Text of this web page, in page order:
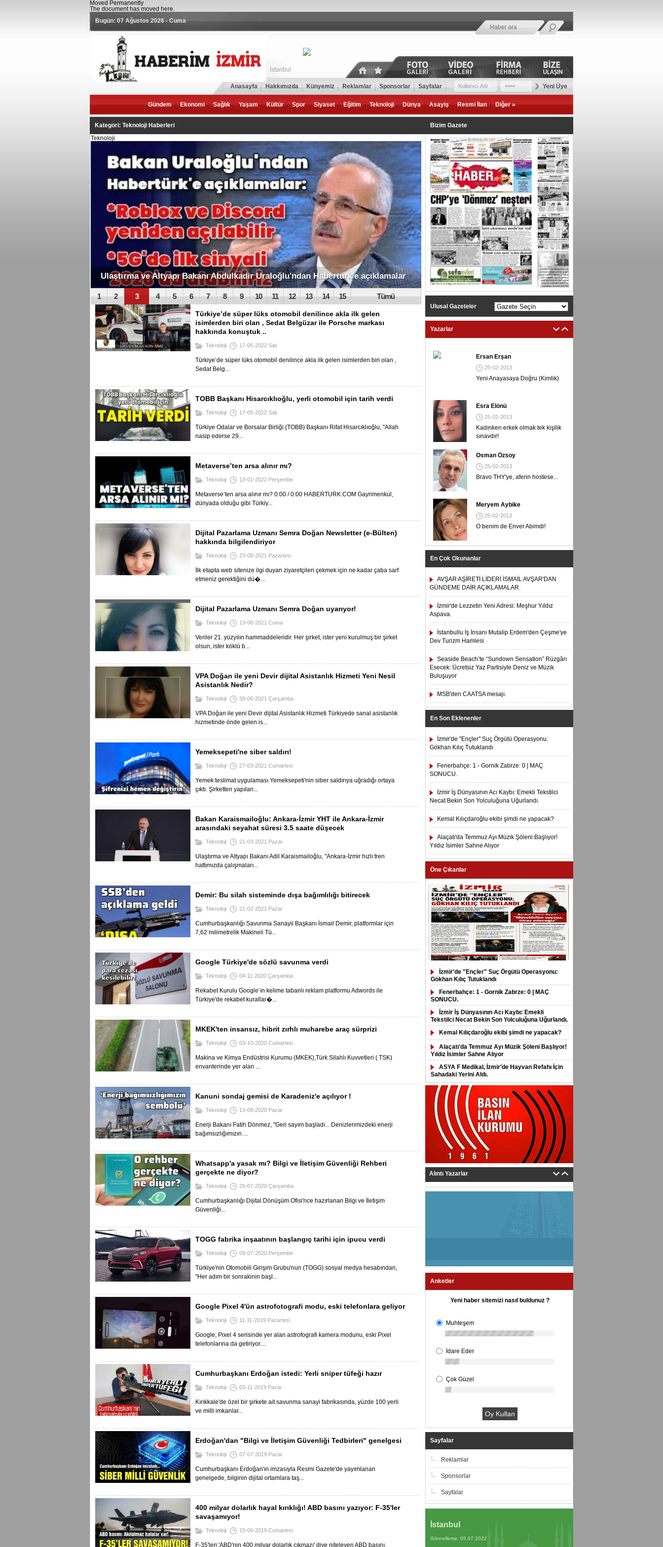
Moved Permanently
The document has moved here.
Bugün: 07 Ağustos 2026 - Cuma
İstanbul
Anasayfa Hakkımızda Künyemiz Reklamlar Sponsorlar Sayfalar Yeni Üye
Gündem Ekonomi Sağlık Yaşam Kültür Spor Siyaset Eğitim Teknoloji Dünya Asayiş Resmi İlan Diğer »
Kategori: Teknoloji Haberleri
Teknoloji
DEMİR MEDYA ORGANİZASYON VE SAHNE SANATLARI BİZİM İŞİMİZ!
Teknoloji
DEMİR MEDYA GETİRDİĞİ TEKNOLOJİ
SANATLARIYLA GÜNDEME DAMGA VURUYOR..
1 2 4 5 6 7 8 9 10 11 12 13 14 15 Tümü
Türkiye’de süper lüks otomobil denilince akla ilk gelen
isimlerden biri olan , Sedat Belgüzar ile Porsche markası
hakkında konuştuk ..
Teknoloji 17-05-2022 Salı
Türkiye’de süper lüks otomobil denilince akla ilk gelen isimlerden biri olan ,
Sedat Belg...
TOBB Başkanı Hisarcıklıoğlu, yerli otomobil için tarih verdi
Teknoloji 17-05-2022 Salı
Türkiye Odalar ve Borsalar Birliği (TOBB) Başkanı Rifat Hisarcıklıoğlu, "Allah
nasip ederse 29...
Metaverse’ten arsa alınır mı?
Teknoloji 13-01-2022 Perşembe
Metaverse’ten arsa alınır mı? 0:00 / 0:00 HABERTURK.COM Gayrimenkul,
dünyada olduğu gibi Türkiy...
Dijital Pazarlama Uzmanı Semra Doğan Newsletter (e-Bülten)
hakkında bilgilendiriyor
Teknoloji 23-08-2021 Pazartesi
İlk etapta web sitenize ilgi duyan ziyaretçileri çekmek için ne kadar çaba sarf
etmeniz gerektiğini dü�...
Dijital Pazarlama Uzmanı Semra Doğan uyarıyor!
Teknoloji 13-08-2021 Cuma
Veriler 21. yüzyılın hammaddeleridir. Her şirket, ister yeni kurulmuş bir şirket
olsun, ister köklü b...
VPA Doğan ile yeni Devir dijital Asistanlık Hizmeti Yeni Nesil
Asistanlık Nedir?
Teknoloji 30-06-2021 Çarşamba
VPA Doğan ile yeni Devir dijital Asistanlık Hizmeti Türkiyede sanal asistanlık
hizmetinde önde gelen is...
Yemeksepeti'ne siber saldırı!
Teknoloji 27-03-2021 Cumartesi
Yemek teslimat uygulaması Yemeksepeti'nin siber saldırıya uğradığı ortaya
çıktı. Şirketten yapılan...
Bakan Karaismailoğlu: Ankara-İzmir YHT ile Ankara-İzmir
arasındaki seyahat süresi 3.5 saate düşecek
Teknoloji 21-03-2021 Pazar
Ulaştırma ve Altyapı Bakanı Adil Karaismailoğlu, "Ankara-İzmir hızlı tren
hattımızda çalışmaları...
Demir: Bu silah sisteminde dışa bağımlılığı bitirecek
Teknoloji 21-02-2021 Pazar
Cumhurbaşkanlığı Savunma Sanayii Başkanı İsmail Demir, platformlar için
7,62 milimetrelik Makineli Tü...
Google Türkiye'de sözlü savunma verdi
Teknoloji 04-11-2020 Çarşamba
Rekabet Kurulu Google’ın kelime tabanlı reklam platformu Adwords ile
Türkiye'de rekabet kurallar�...
MKEK'ten insansız, hibrit zırhlı muharebe araç sürprizi
Teknoloji 03-10-2020 Cumartesi
Makina ve Kimya Endüstrisi Kurumu (MKEK),Türk Silahlı Kuvvetleri ( TSK)
envanterinde yer alan ...
Kanuni sondaj gemisi de Karadeniz'e açılıyor !
Teknoloji 13-09-2020 Pazar
Enerji Bakanı Fatih Dönmez, "Geri sayım başladı... Denizlerimizdeki enerji
bağımsızlığımızın ...
Whatsapp'a yasak mı? Bilgi ve İletişim Güvenliği Rehberi
gerçekte ne diyor?
Teknoloji 29-07-2020 Çarşamba
Cumhurbaşkanlığı Dijital Dönüşüm Ofisi'nce hazırlanan Bilgi ve İletişim
Güvenliği...
TOGG fabrika inşaatının başlangıç tarihi için ipucu verdi
Teknoloji 09-07-2020 Perşembe
Türkiye'nin Otomobili Girişim Grubu'nun (TOGG) sosyal medya hesabından,
"Her adım bir sonrakinin başl...
Google Pixel 4'ün astrofotografi modu, eski telefonlara geliyor
Teknoloji 11-11-2019 Pazartesi
Google, Pixel 4 serisinde yer alan astrofografi kamera modunu, eski Pixel
telefonlarına da getiriyor....
Cumhurbaşkanı Erdoğan istedi: Yerli sniper tüfeği hazır
Teknoloji 03-11-2019 Pazar
Kırıkkale'de özel bir şirkete ait savunma sanayi fabrikasında, yüzde 100 yerli
ve milli imkanlar...
Erdoğan'dan "Bilgi ve İletişim Güvenliği Tedbirleri" genelgesi
Teknoloji 07-07-2019 Pazar
Cumhurbaşkanı Erdoğan'ın imzasıyla Resmi Gazete'de yayımlanan
genelgede, bilginin dijital ortamlara taş...
400 milyar dolarlık hayal kırıklığı! ABD basını yazıyor: F-35'ler
savaşamıyor!
Teknoloji 15-06-2019 Cumartesi
F-35'leri 'ABD'nin 400 milyar dolarlık çıkmazı' diye niteleyen ABD basını,
Bizim Gazete
Ulusal Gazeteler
Yazarlar
Ersan Erşan
25-02-2013
Yeni Anayasaya Doğru (Kimlik)
Esra Elönü
25-02-2013
Kadınken erkek olmak tek kişilik
sınavdır!
Osman Özsoy
25-02-2013
Bravo THY'ye, aferin hostese...
Meryem Aybike
25-02-2013
O benim de Enver Abimdi!
En Çok Okunanlar
AVŞAR AŞİRETİ LİDERİ İSMAİL AVŞAR'DAN
GÜNDEME DAİR AÇIKLAMALAR.
İzmir'de Lezzetin Yeni Adresi: Meşhur Yıldız
Aspava.
İstanbullu İş İnsanı Mutalip Erdem'den Çeşme'ye
Dev Turizm Hamlesi
Seaside Beach’te “Sundown Sensation” Rüzgârı
Esecek: Ücretsiz Yaz Partisiyle Deniz ve Müzik
Buluşuyor
MSB'den CAATSA mesajı.
En Son Eklenenler
İzmir'de "Ençler" Suç Örgütü Operasyonu:
Gökhan Kılıç Tutuklandı
Fenerbahçe: 1 - Gornik Zabrze: 0 | MAÇ
SONUCU.
İzmir İş Dünyasının Acı Kaybı: Emekli Tekstilci
Necat Bekin Son Yolculuğuna Uğurlandı.
Kemal Kılıçdaroğlu ekibi şimdi ne yapacak?
Alaçatı'da Temmuz Ayı Müzik Şöleni Başlıyor!
Yıldız İsimler Sahne Alıyor
Öne Çıkanlar
İzmir'de "Ençler" Suç Örgütü Operasyonu:
Gökhan Kılıç Tutuklandı
Fenerbahçe: 1 - Gornik Zabrze: 0 | MAÇ
SONUCU.
İzmir İş Dünyasının Acı Kaybı: Emekli
Tekstilci Necat Bekin Son Yolculuğuna Uğurlandı.
Kemal Kılıçdaroğlu ekibi şimdi ne yapacak?
Alaçatı'da Temmuz Ayı Müzik Şöleni Başlıyor!
Yıldız İsimler Sahne Alıyor
ASYA F Medikal, İzmir’de Hayvan Refahı İçin
Sahadaki Yerini Aldı.
Alıntı Yazarlar
Anketler
Yeni haber sitemizi nasıl buldunuz ?
Muhteşem
İdare Eder
Çok Güzel
Sayfalar
Reklamlar
Sponsorlar
Sayfalar
İstanbul
Güncelleme: 05.07.2022